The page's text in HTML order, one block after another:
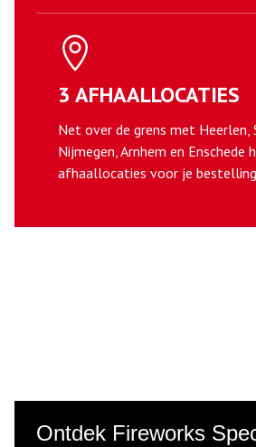
3 AFHAALLOCATIES
Net over de grens met Heerlen,
Nijmegen, Arnhem en Enschede
afhaallocaties voor je
Ontdek Fireworks